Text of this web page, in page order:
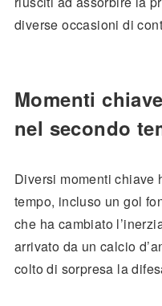
diverse occasioni di
Momenti
nel secondo
Diversi momenti chiave
tempo, incluso un gol
che ha cambiato
arrivato da un calcio
colto di sorpresa la